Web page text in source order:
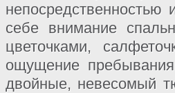
себе внимание
цветочками,
ощущение
двойные, невесомый